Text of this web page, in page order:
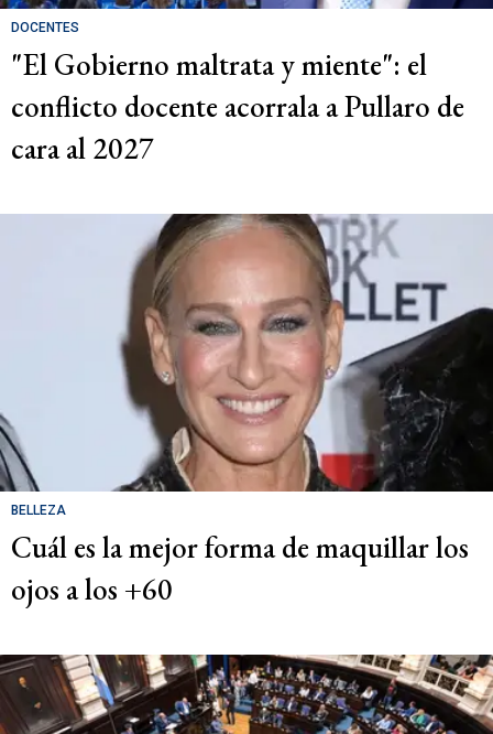
DOCENTES
"El Gobierno maltrata y miente": el
conflicto docente acorrala a Pullaro de
cara al 2027
BELLEZA
Cuál es la mejor forma de maquillar los
ojos a los +60